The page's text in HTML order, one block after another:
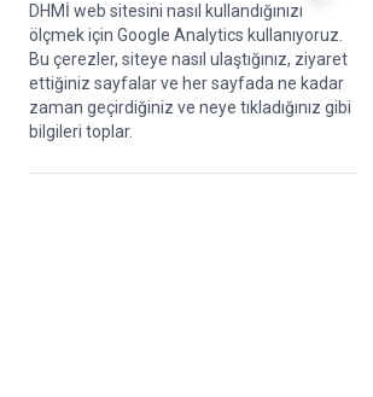
DHMİ web sitesini nasıl kullandığınızı
ölçmek için Google Analytics kullanıyoruz.
Bu çerezler, siteye nasıl ulaştığınız, ziyaret
ettiğiniz sayfalar ve her sayfada ne kadar
zaman geçirdiğiniz ve neye tıkladığınız gibi
bilgileri toplar.
DHMİ Hakkında
Hakkımızda
DHMİ Kurumsal Logo
Misyonumuz ve Vizyonumuz
Yönetim Kurulu